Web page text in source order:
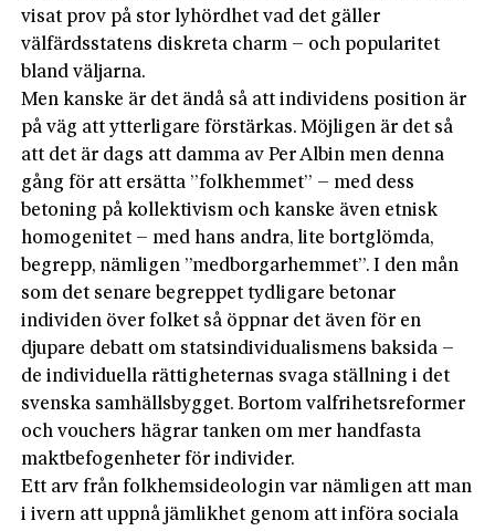
visat prov på stor lyhördhet vad det gäller
välfärdsstatens diskreta charm – och popularitet
bland väljarna.
Men kanske är det ändå så att individens position är
på väg att ytterligare förstärkas. Möjligen är det så
att det är dags att damma av Per Albin men denna
gång för att ersätta ”folkhemmet” – med dess
betoning på kollektivism och kanske även etnisk
homogenitet – med hans andra, lite bortglömda,
begrepp, nämligen ”medborgarhemmet”. I den mån
som det senare begreppet tydligare betonar
individen över folket så öppnar det även för en
djupare debatt om statsindividualismens baksida –
de individuella rättigheternas svaga ställning i det
svenska samhällsbygget. Bortom valfrihetsreformer
och vouchers hägrar tanken om mer handfasta
maktbefogenheter för individer.
Ett arv från folkhemsideologin var nämligen att man
i ivern att uppnå jämlikhet genom att införa sociala